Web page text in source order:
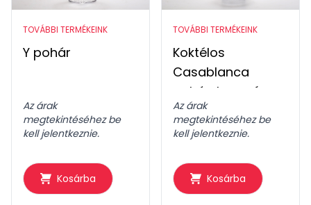
TOVÁBBI TERMÉKEINK
Y pohár
Az árak
megtekintéséhez be
kell jelentkeznie.
Kosárba
TOVÁBBI TERMÉKEINK
Koktélos
Casablanca
pohár, hosszú
Az árak
megtekintéséhez be
kell jelentkeznie.
Kosárba